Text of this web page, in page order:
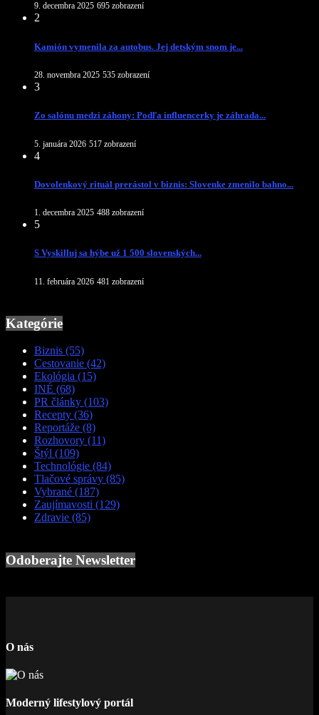
9. decembra 2025 695 zobrazení
2
Kamión vymenila za autobus. Jej detským snom je...
28. novembra 2025 535 zobrazení
3
Zo salónu medzi záhony: Podľa influencerky je záhrada...
5. januára 2026 517 zobrazení
4
Dovolenkový rituál prerástol v biznis: Slovenke zmenilo bahno...
1. decembra 2025 488 zobrazení
5
S Vyskilluj sa hýbe už 1 500 slovenských...
11. februára 2026 481 zobrazení
Kategórie
Biznis (55)
Cestovanie (42)
Ekológia (15)
INÉ (68)
PR články (103)
Recepty (36)
Reportáže (8)
Rozhovory (11)
Štýl (109)
Technológie (84)
Tlačové správy (85)
Vybrané (187)
Zaujímavosti (129)
Zdravie (85)
Odoberajte Newsletter
O nás
Moderný lifestylový portál